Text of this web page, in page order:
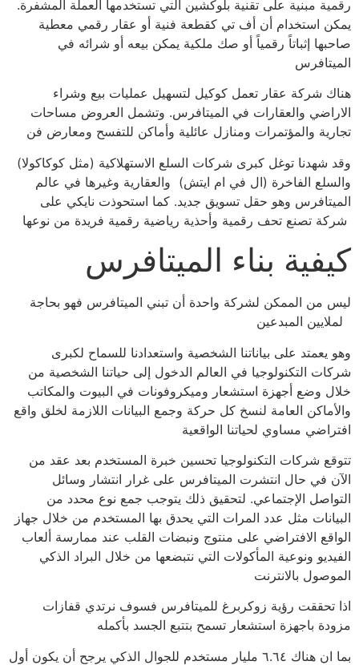
رقمية مبنية على تقنية بلوكشين التي تستخدمها العملة المشفرة.
يمكن استخدام أن أف تي كقطعة فنية أو عقار رقمي معطية
صاحبها إثباتاً رقمياً أو صك ملكية يمكن بيعه أو شرائه في
الميتافرس
هناك شركة عقار تعمل كوكيل لتسهيل عمليات بيع وشراء
الاراضي والعقارات في الميتافرس. وتشمل العروض مساحات
تجارية والمؤتمرات ومنازل عائلية وأماكن للتفسح ومعارض فن
وقد شهدنا توغل كبرى شركات السلع الاستهلاكية (مثل كوكاكولا)
والسلع الفاخرة (ال في ام ايتش) والعقارية وغيرها في عالم
الميتافرس وهو حقل تسويق جديد. كما استحوذت نايكي على
كيفية بناء الميتافرس
ليس من الممكن لشركة واحدة أن تبني الميتافرس فهو بحاجة
وهو يعمتد على بياناتنا الشخصية واستعدادنا للسماح لكبرى
شركات التكنولوجيا في العالم الدخول إلى حياتنا الشخصية من
خلال وضع أجهزة استشعار وميكروفونات في البيوت والمكاتب
والأماكن العامة لنسخ كل حركة وجمع البيانات اللازمة لخلق واقع
افتراضي مساوي لحياتنا الواقعية
تتوقع شركات التكنولوجيا تحسين خبرة المستخدم بعد عقد من
الآن في حال انتشرت الميتافرس على غرار انتشار وسائل
التواصل الإجتماعي. لتحقيق ذلك يتوجب جمع نوع محدد من
البيانات مثل عدد المرات التي يحدق بها المستخدم من خلال جهاز
الواقع الافتراضي على منتوج ونبضات القلب عند ممارسة ألعاب
الفيديو ونوعية المأكولات التي نتبضعها من خلال البراد الذكي
الموصول بالانترنت
اذا تحققت رؤية زوكربرغ للميتافرس فسوف نرتدي قفازات
مزودة باجهزة استشعار تسمح بتتبع الجسد بأكمله
بما ان هناك ٦.٦٤ مليار مستخدم للجوال الذكي يرجح أن يكون أول